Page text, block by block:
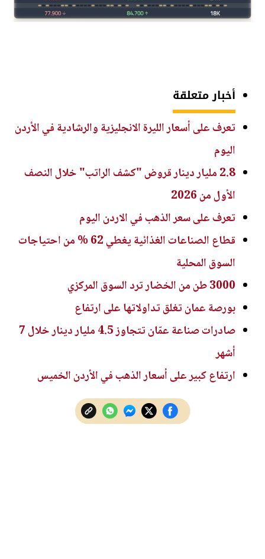
أخبار متعلقة
تعرف على أسعار الليرة الانجليزية والرشادية في الأردن
اليوم
2.8 مليار دينار قروض "كشف الراتب" خلال النصف
الأول من 2026
تعرف على سعر الذهب في الاردن اليوم
قطاع الصناعات الغذائية يغطي 62 % من احتياجات
السوق المحلية
3000 طن من الخضار ترد السوق المركزي
بورصة عمان تغلق تداولاتها على ارتفاع
صادرات صناعة عمّان تتجاوز 4.5 مليار دينار خلال 7
أشهر
ارتفاع كبير على أسعار الذهب في الأردن الخميس